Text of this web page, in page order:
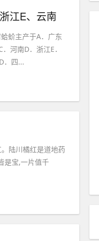
江E、云南
蚧主产于A．广东
河南D．浙江E．
．四...
陆川橘红是道地药
是宝,一片值千